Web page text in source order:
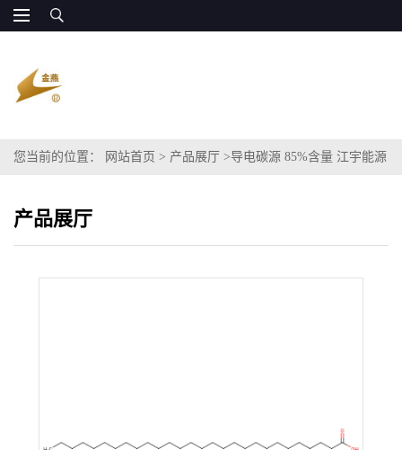
您当前的位置： 网站首页 > 产品展厅 >导电碳源 85%含量 江宇能源
产品展厅